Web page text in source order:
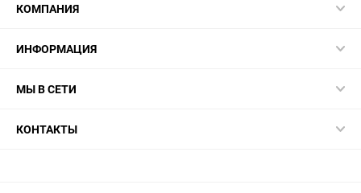
КОМПАНИЯ
ИНФОРМАЦИЯ
МЫ В СЕТИ
КОНТАКТЫ